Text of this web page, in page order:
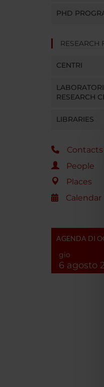
PHD
RESEARCH
CENTRI
RESEARCH
LIBRARIES
Contacts
People
Places
Calendar
AGENDA DI
gio
6 agosto